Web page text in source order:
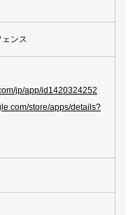
ェンス
jp/app/id1420324252
store/apps/details?